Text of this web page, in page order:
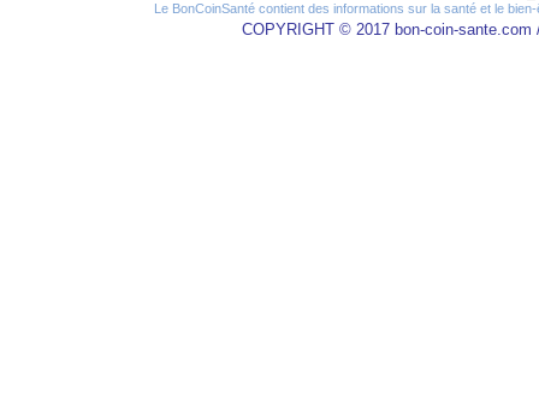
Le BonCoinSanté contient des informations sur la santé et le bien-
COPYRIGHT © 2017 bon-coin-